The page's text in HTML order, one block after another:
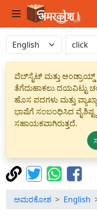
ವೆಬ್‌ಸೈಟ್ ಮತ್ತು ಆಂಡ್ರಾಯ್ಡ್
ತೆಗೆದುಹಾಕಲು ದಯವಿಟ್ಟು
ಹೊಸ ಪದಗಳು ಮತ್ತು
ಭಾಷೆಗೆ ಸಂಬಂಧಿಸಿದ
ಸಹಾಯಕವಾಗಿರುತ್ತದೆ.
ಅಮರಕೋಶ English